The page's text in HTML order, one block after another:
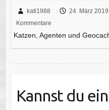
kati1988 24. März 2019
Kommentare
Katzen, Agenten und
Kannst du